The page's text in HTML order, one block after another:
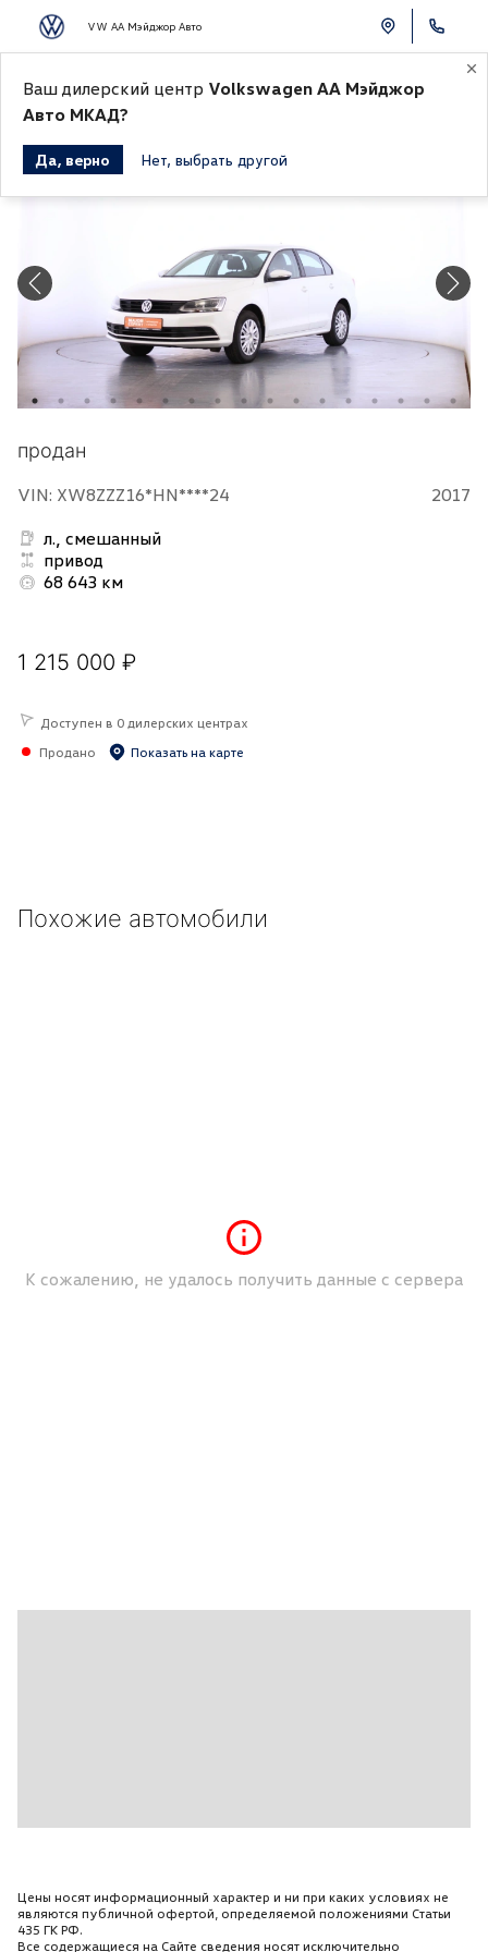
VW АА Мэйджор Авто
К СПИСКУ АВТОМОБИЛЕЙ
продан
VIN: XW8ZZZ16*HN****24
2017
л., смешанный
привод
68 643 км
1 215 000 ₽
Доступен в 0 дилерских центрах
Продано
Показать на карте
Похожие автомобили
К сожалению, не удалось получить данные с сервера
Цены носят информационный характер и ни при каких условиях не
являются публичной офертой, определяемой положениями Статьи
435 ГК РФ.
Все содержащиеся на Сайте сведения носят исключительно
Ваш дилерский центр Volkswagen АА Мэйджор
Авто МКАД?
Да, верно Нет, выбрать другой